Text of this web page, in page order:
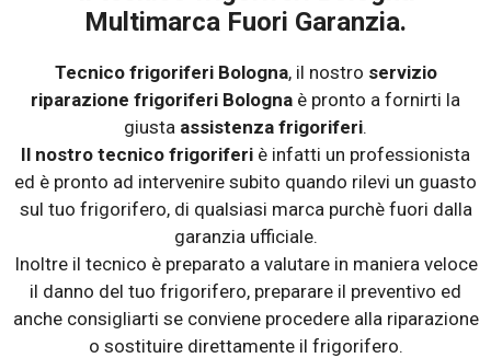
Multimarca Fuori Garanzia.
Tecnico frigoriferi Bologna, il nostro servizio
riparazione frigoriferi Bologna è pronto a fornirti la
giusta assistenza frigoriferi.
Il nostro tecnico frigoriferi è infatti un professionista
ed è pronto ad intervenire subito quando rilevi un guasto
sul tuo frigorifero, di qualsiasi marca purchè fuori dalla
garanzia ufficiale.
Inoltre il tecnico è preparato a valutare in maniera veloce
il danno del tuo frigorifero, preparare il preventivo ed
anche consigliarti se conviene procedere alla riparazione
o sostituire direttamente il frigorifero.